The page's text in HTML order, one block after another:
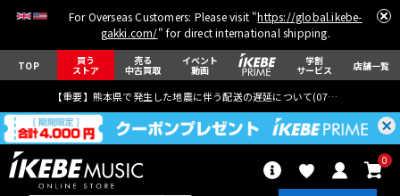
For Overseas Customers: Please visit "https://global.ikebe-
gakki.com/" for direct international shipping.
TOP 買う
ストア
売る
中古買取
イベント
動画
学割
サービス 店舗一覧
【重要】熊本県で発生した地震に伴う配送の遅延について(07月29日
0